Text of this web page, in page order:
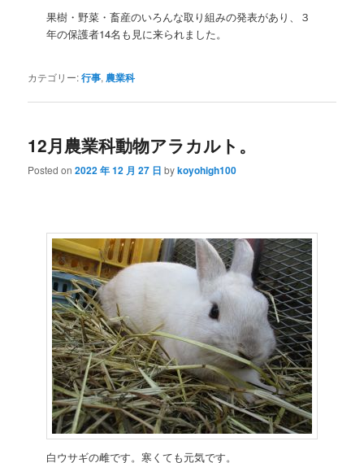
果樹・野菜・畜産のいろんな取り組みの発表があり、３
年の保護者14名も見に来られました。
カテゴリー:行事, 農業科
12月農業科動物アラカルト。
Posted on2022 年 12 月 27 日 bykoyohigh100
白ウサギの雌です。寒くても元気です。